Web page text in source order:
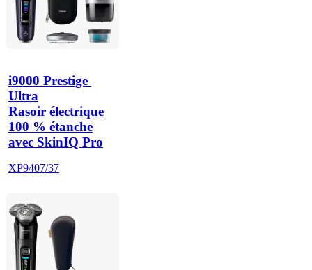
i9000 Prestige
Ultra
Rasoir électrique
100 % étanche
avec SkinIQ Pro
XP9407/37